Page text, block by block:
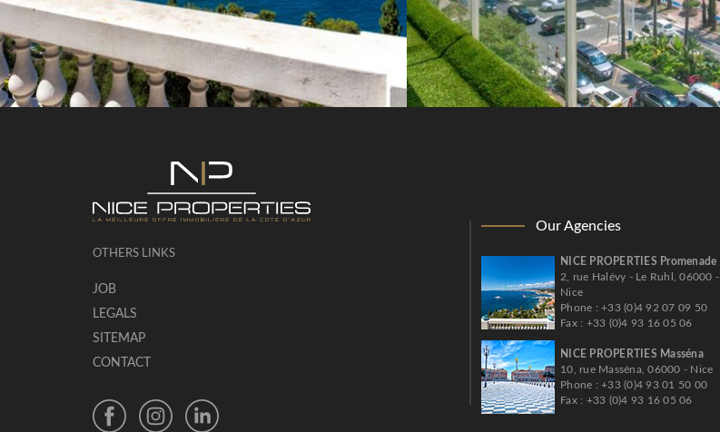
OTHERS LINKS
JOB
LEGALS
SITEMAP
CONTACT
Our Agencies
NICE PROPERTIES Promenade
2, rue Halévy - Le Ruhl, 06000 -
Nice
Phone : +33 (0)4 92 07 09 50
Fax : +33 (0)4 93 16 05 06
NICE PROPERTIES Masséna
10, rue Masséna, 06000 - Nice
Phone : +33 (0)4 93 01 50 00
Fax : +33 (0)4 93 16 05 06